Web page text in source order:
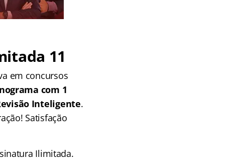
11
em concursos
com 1
Inteligente.
Satisfação
Ilimitada.